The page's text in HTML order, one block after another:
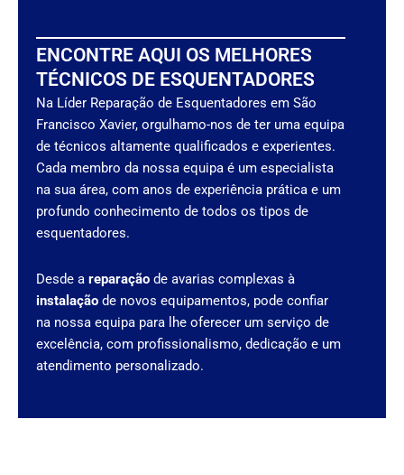
ENCONTRE AQUI OS MELHORES
TÉCNICOS DE ESQUENTADORES
Na Líder Reparação de Esquentadores em São
Francisco Xavier, orgulhamo-nos de ter uma equipa
de técnicos altamente qualificados e experientes.
Cada membro da nossa equipa é um especialista
na sua área, com anos de experiência prática e um
profundo conhecimento de todos os tipos de
esquentadores.
Desde a reparação de avarias complexas à
instalação de novos equipamentos, pode confiar
na nossa equipa para lhe oferecer um serviço de
excelência, com profissionalismo, dedicação e um
atendimento personalizado.